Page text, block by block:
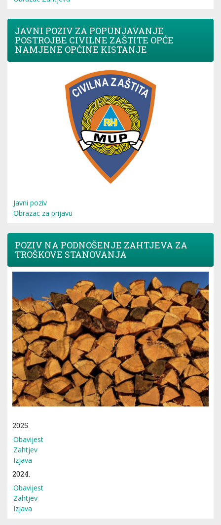
JAVNI POZIV ZA POPUNJAVANJE
POSTROJBE CIVILNE ZAŠTITE OPĆE
NAMJENE OPĆINE KISTANJE
Javni poziv
Obrazac za prijavu
POZIV NA PODNOŠENJE ZAHTJEVA ZA
TROŠKOVE STANOVANJA
2025.
Obavijest
Zahtjev
Izjava
2024.
Obavijest
Zahtjev
Izjava